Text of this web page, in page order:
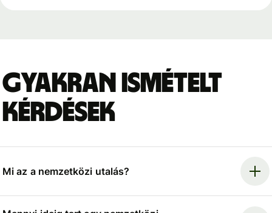
Gyakran ismételt
kérdések
Mi az a nemzetközi utalás?